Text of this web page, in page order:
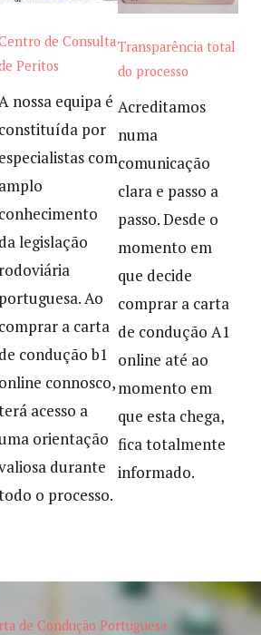
de Consulta
Peritos
nossa equipa é
constituída por
especialistas com
amplo
conhecimento
da legislação
rodoviária
portuguesa. Ao
comprar a carta
de condução b1
online connosco,
acesso a
orientação
durante
o processo.
Transparência total
do processo
Acreditamos
numa
comunicação
clara e passo a
passo. Desde o
momento em
que decide
comprar a carta
de condução A1
online até ao
momento em
que esta chega,
fica totalmente
informado.
de Condução Portuguesa